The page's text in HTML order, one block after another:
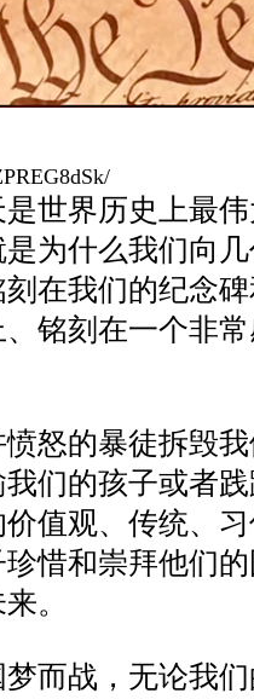
世界历史上最
为什么我们向
在我们的纪念
铭刻在一个非
怒的暴徒拆毁
们的孩子或者
值观、传统、
惜和崇拜他们
。
而战，无论我